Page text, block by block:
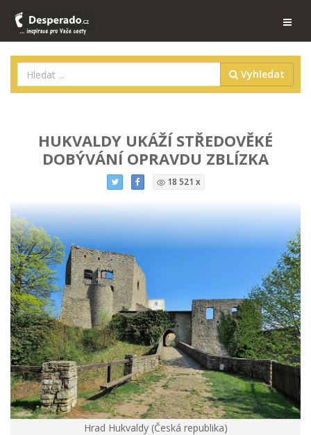
Vyhledat
HUKVALDY UKÁŽÍ STŘEDOVĚKÉ
DOBÝVÁNÍ OPRAVDU ZBLÍZKA
18 521 x
Hrad Hukvaldy (Česká republika)